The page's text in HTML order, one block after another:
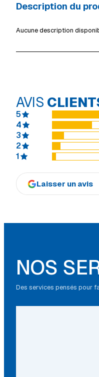
Description du
Aucune description
AVIS
5
4
3
2
1
Laisser un avis
NOS
Des services pensés pour